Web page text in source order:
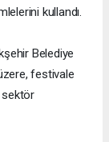
kullandı.
Belediye
festivale
sektör